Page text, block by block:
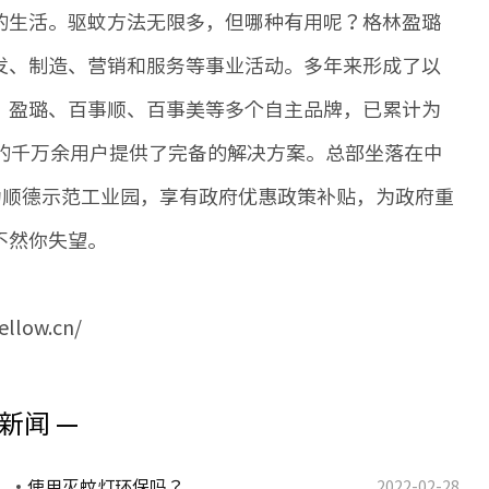
活。驱蚊方法无限多，但哪种有用呢？格林盈璐
制造、营销和服务等事业活动。多年来形成了以
璐、百事顺、百事美等多个自主品牌，已累计为
万余用户提供了完备的解决方案。总部坐落在中
德示范工业园，享有政府优惠政策补贴，为政府重
你失望。
闻 —